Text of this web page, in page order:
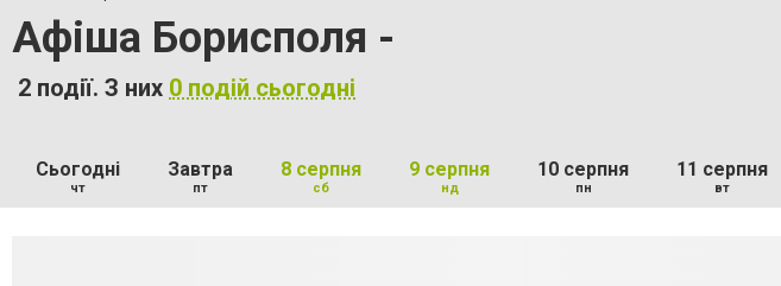
Афіша Борисполя -
2 події. З них 0 подій сьогодні
Сьогодні
чт
Завтра
пт
8 серпня
сб
9 серпня
нд
10 серпня
пн
11 серпня
вт